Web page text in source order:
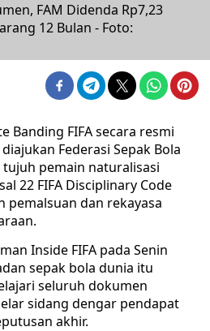
FAM Didenda Rp7,23
12 Bulan - Foto:
Banding FIFA secara resmi
Federasi Sepak Bola
tujuh pemain naturalisasi
22 FIFA Disciplinary Code
pemalsuan dan rekayasa
Inside FIFA pada Senin
sepak bola dunia itu
seluruh dokumen
sidang dengar pendapat
akhir.